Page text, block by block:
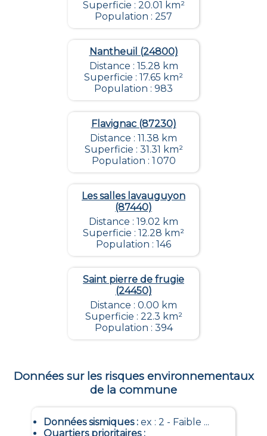
Superficie : 20.01 km²
Population : 257
Nantheuil (24800)
Distance : 15.28 km
Superficie : 17.65 km²
Population : 983
Flavignac (87230)
Distance : 11.38 km
Superficie : 31.31 km²
Population : 1 070
Les salles lavauguyon
(87440)
Distance : 19.02 km
Superficie : 12.28 km²
Population : 146
Saint pierre de frugie
(24450)
Distance : 0.00 km
Superficie : 22.3 km²
Population : 394
Données sur les risques environnementaux
de la commune
Données sismiques: ex : 2 - Faible ...
Quartiers prioritaires: